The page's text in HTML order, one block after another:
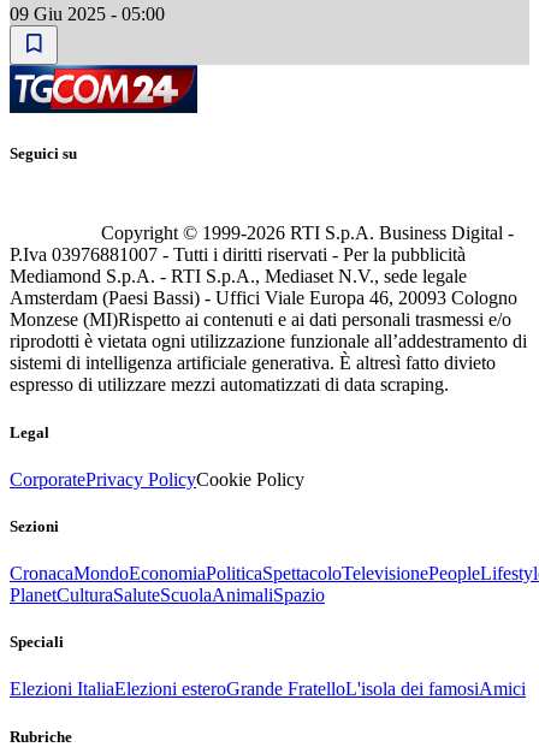
09 Giu 2025 - 05:00
Seguici su
Copyright © 1999-2026 RTI S.p.A. Business Digital -
P.Iva 03976881007 - Tutti i diritti riservati - Per la pubblicità
Mediamond S.p.A. - RTI S.p.A., Mediaset N.V., sede legale
Amsterdam (Paesi Bassi) - Uffici Viale Europa 46, 20093 Cologno
Monzese (MI)Rispetto ai contenuti e ai dati personali trasmessi e/o
riprodotti è vietata ogni utilizzazione funzionale all’addestramento di
sistemi di intelligenza artificiale generativa. È altresì fatto divieto
espresso di utilizzare mezzi automatizzati di data scraping.
Legal
CorporatePrivacy PolicyCookie Policy
Sezioni
CronacaMondoEconomiaPoliticaSpettacoloTelevisionePeople
PlanetCulturaSaluteScuolaAnimaliSpazio
Speciali
Elezioni ItaliaElezioni esteroGrande FratelloL'isola dei famosiAmici
Rubriche